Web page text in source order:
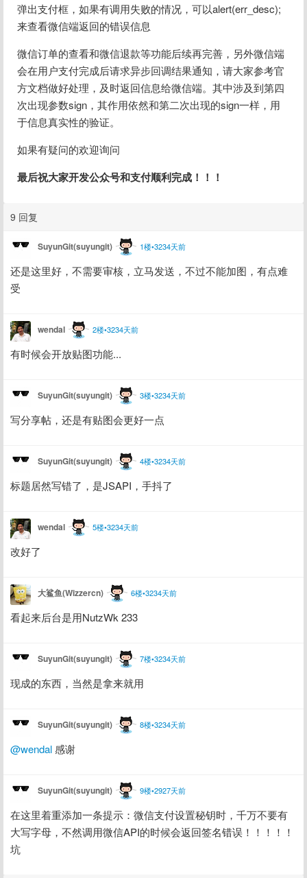
弹出支付框，如果有调用失败的情况，可以alert(err_desc);
来查看微信端返回的错误信息
微信订单的查看和微信退款等功能后续再完善，另外微信端
会在用户支付完成后请求异步回调结果通知，请大家参考官
方文档做好处理，及时返回信息给微信端。其中涉及到第四
次出现参数sign，其作用依然和第二次出现的sign一样，用
于信息真实性的验证。
如果有疑问的欢迎询问
最后祝大家开发公众号和支付顺利完成！！！
9 回复
SuyunGit(suyungit) 1楼•3234天前
还是这里好，不需要审核，立马发送，不过不能加图，有点难
受
wendal 2楼•3234天前
有时候会开放贴图功能...
SuyunGit(suyungit) 3楼•3234天前
写分享帖，还是有贴图会更好一点
SuyunGit(suyungit) 4楼•3234天前
标题居然写错了，是JSAPI，手抖了
wendal 5楼•3234天前
改好了
大鲨鱼(Wizzercn) 6楼•3234天前
看起来后台是用NutzWk 233
SuyunGit(suyungit) 7楼•3234天前
现成的东西，当然是拿来就用
SuyunGit(suyungit) 8楼•3234天前
@wendal 感谢
SuyunGit(suyungit) 9楼•2927天前
在这里着重添加一条提示：微信支付设置秘钥时，千万不要有
大写字母，不然调用微信API的时候会返回签名错误！！！！！
坑